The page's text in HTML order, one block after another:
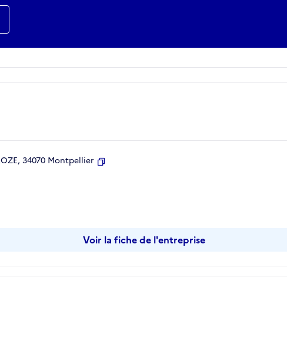
34070 Montpellier
Voir la fiche de l'entreprise